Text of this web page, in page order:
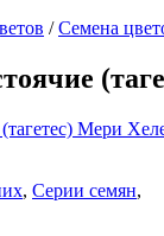
/Семена
, Серии семян,